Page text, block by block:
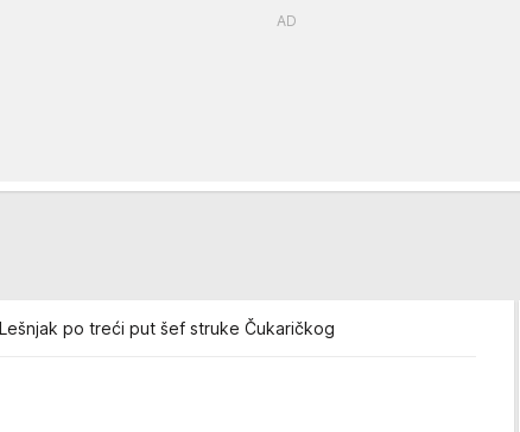
po treći put šef struke Čukaričkog